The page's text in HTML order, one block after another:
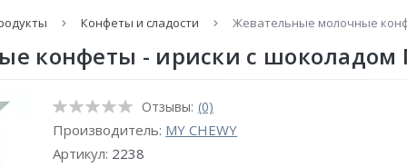
Конфеты и сладости Жевательные молочные
конфеты - ириски с шоколадом
Отзывы: (0)
Производитель: MY CHEWY
Артикул: 2238